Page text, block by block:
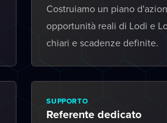
Costruiamo un piano
opportunità reali di Lodi e
chiari e scadenze definite.
SUPPORTO
Referente dedicato